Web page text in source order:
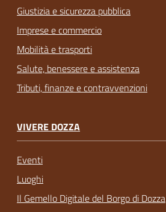
Giustizia e sicurezza pubblica
Imprese e commercio
Mobilità e trasporti
Salute, benessere e assistenza
Tributi, finanze e contravvenzioni
VIVERE DOZZA
Eventi
Luoghi
Il Gemello Digitale del Borgo di Dozza